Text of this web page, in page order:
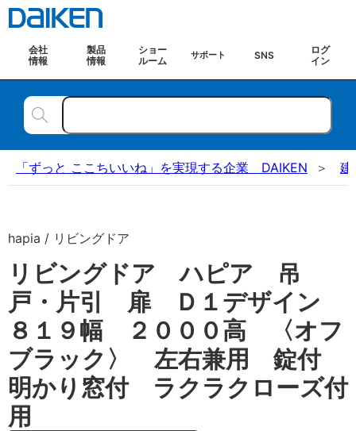
会社
情報
製品
情報
ショー
ルーム
サポート SNS
ログ
イン
「ずっと ここちいいね」を実現する企業 DAIKEN 建
hapia / リビングドア
リビングドア ハピア 吊
戸・片引 扉 Ｄ１デザイン
８１９幅 ２０００高 〈オフ
ブラック〉 左右兼用 錠付
明かり窓付 ラクラクローズ付
用